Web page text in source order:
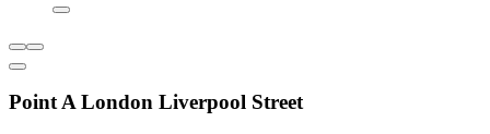
Point A London Liverpool Street